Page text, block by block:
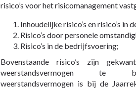
risico’s voor het risicomanagement
Inhoudelijke risico’s en risico’s in
Risico’s door personele
Risico’s in de bedrijfsvoering;
Bovenstaande risico’s zijn
weerstandsvermogen te
weerstandsvermogen is bij de